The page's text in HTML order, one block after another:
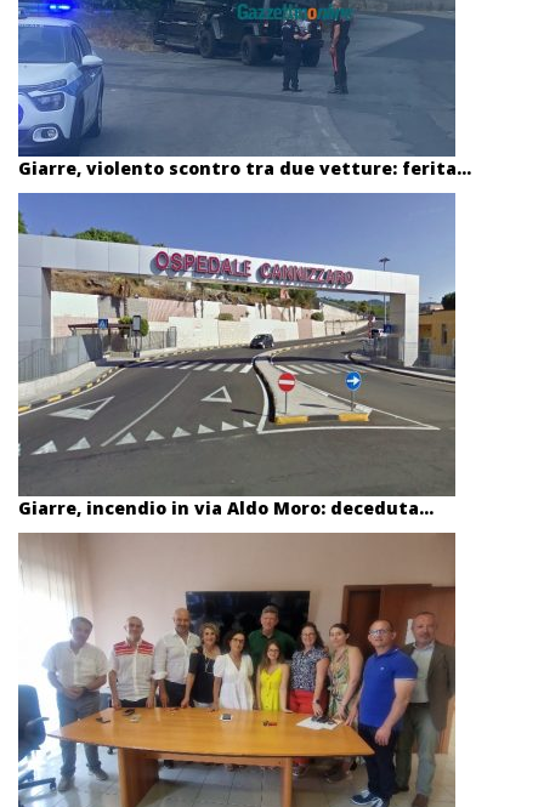
Giarre, violento scontro tra due vetture: ferita...
Giarre, incendio in via Aldo Moro: deceduta...